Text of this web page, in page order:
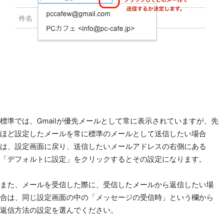
標準では、Gmailが優先メールとして常に表示されていますが、先
ほど設定したメールを常に標準のメールとして送信したい場合
は、設定画面に戻り、送信したいメールアドレスの右側にある
「デフォルトに設定」をクリックするとその設定になります。
また、メールを受信した際に、受信したメールから返信したい場
合は、同じ設定画面の中の「メッセージの受信時」という欄から
返信方法の設定を選んでください。